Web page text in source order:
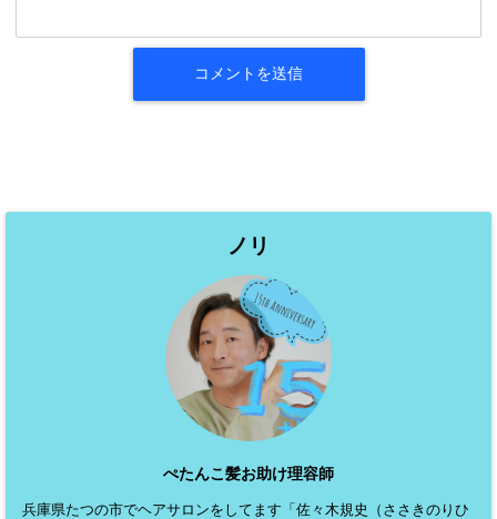
ノリ
ぺたんこ髪お助け理容師
兵庫県たつの市でヘアサロンをしてます「佐々木規史（ささきのりひ